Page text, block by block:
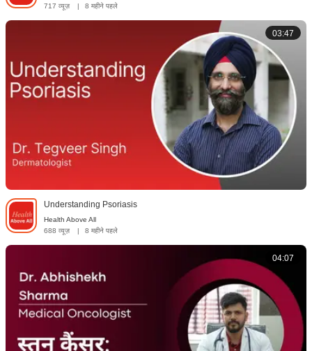
717 व्यूज़
| 8 महीने पहले
03:47
Understanding Psoriasis
Health Above All
688 व्यूज़
| 8 महीने पहले
04:07